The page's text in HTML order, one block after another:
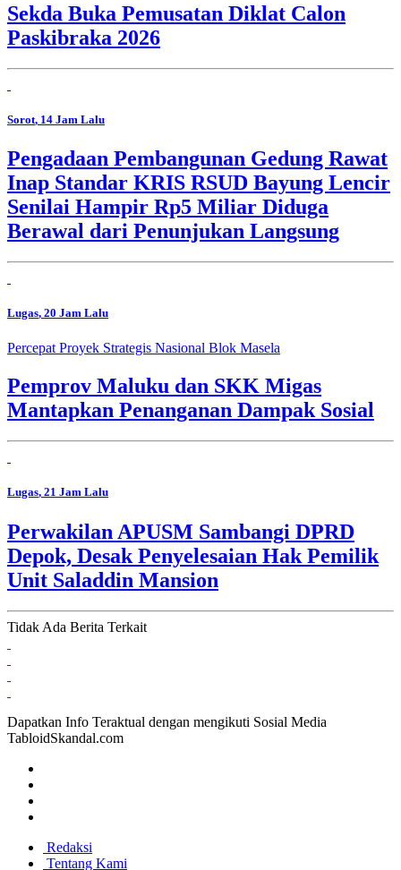
Sekda Buka Pemusatan Diklat Calon
Paskibraka 2026
Sorot, 14 Jam Lalu
Pengadaan Pembangunan Gedung Rawat
Inap Standar KRIS RSUD Bayung Lencir
Senilai Hampir Rp5 Miliar Diduga
Berawal dari Penunjukan Langsung
Lugas, 20 Jam Lalu
Percepat Proyek Strategis Nasional Blok Masela
Pemprov Maluku dan SKK Migas
Mantapkan Penanganan Dampak Sosial
Lugas, 21 Jam Lalu
Perwakilan APUSM Sambangi DPRD
Depok, Desak Penyelesaian Hak Pemilik
Unit Saladdin Mansion
Tidak Ada Berita Terkait
Dapatkan Info Teraktual dengan mengikuti Sosial Media
TabloidSkandal.com
Redaksi
Tentang Kami